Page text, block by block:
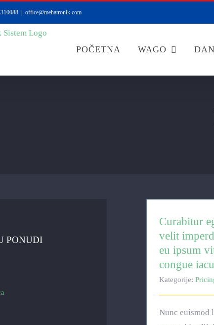
office@mehatronik.com
POČETNA WAGO
Curabitur
velit
eu ipsum
congue
Kategorije:
Nunc euismod
PONUDI